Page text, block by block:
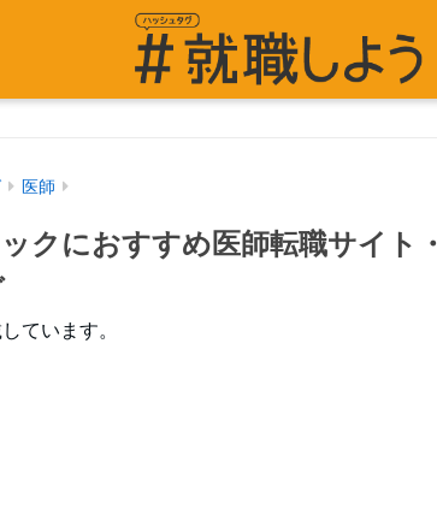
医師
クにおすすめ医師転職サイト・
ています。